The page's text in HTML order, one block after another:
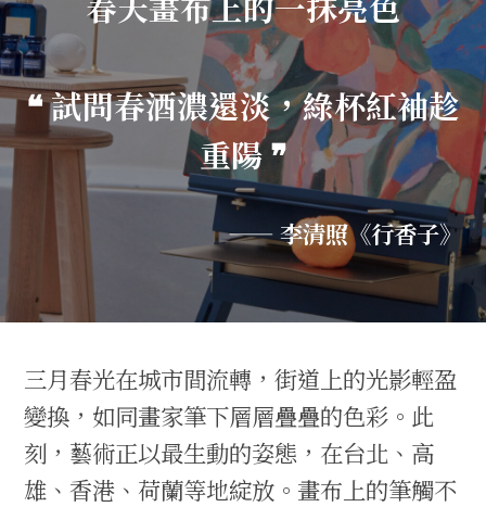
❝ 試問春酒濃還淡，綠杯紅袖趁
重陽 ❞
—— 李清照《行香子》
三月春光在城市間流轉，街道上的光影輕盈
變換，如同畫家筆下層層疊疊的色彩。此
刻，藝術正以最生動的姿態，在台北、高
雄、香港、荷蘭等地綻放。畫布上的筆觸不